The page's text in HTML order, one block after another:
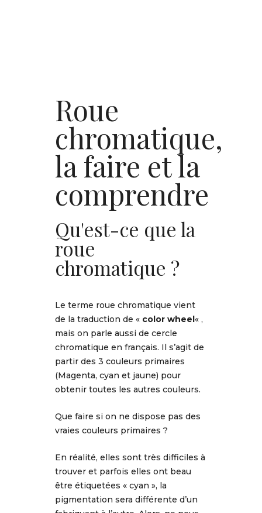
Roue
chromatique,
la faire et la
comprendre
Qu'est-ce que la
roue
chromatique ?
Le terme roue chromatique vient
de la traduction de « color wheel« ,
mais on parle aussi de cercle
chromatique en français. Il s’agit de
partir des 3 couleurs primaires
(Magenta, cyan et jaune) pour
obtenir toutes les autres couleurs.
Que faire si on ne dispose pas des
vraies couleurs primaires ?
En réalité, elles sont très difficiles à
trouver et parfois elles ont beau
être étiquetées « cyan », la
pigmentation sera différente d’un